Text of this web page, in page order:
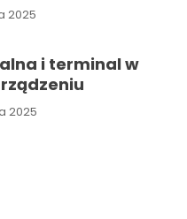
2025
i terminal w
2025